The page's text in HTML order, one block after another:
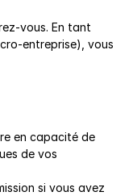
vous. En tant
entreprise), vous
en capacité de
de vos
si vous avez